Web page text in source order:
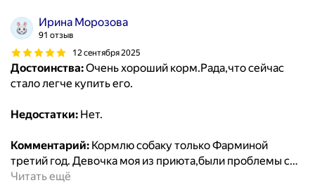
Ирина Морозова
91 отзыв
12 сентября 2025
Достоинства:Очень хороший корм.Рада,что сейчас
стало легче купить его.
Недостатки: Нет.
Комментарий: Кормлю собаку только Фарминой
третий год. Девочка моя из приюта,были проблемы с…
Читать ещё